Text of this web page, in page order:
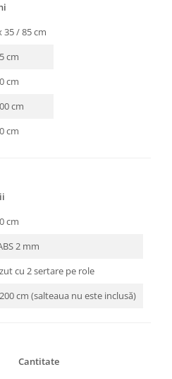
35 / 85 cm
cm
cm
cm
cm
cm
2 mm
cu 2 sertare pe role
cm (salteaua nu este inclusă)
Cantitate